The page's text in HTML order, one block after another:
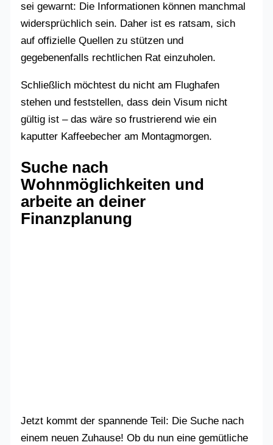
sei gewarnt: Die Informationen können manchmal
widersprüchlich sein. Daher ist es ratsam, sich
auf offizielle Quellen zu stützen und
gegebenenfalls rechtlichen Rat einzuholen.
Schließlich möchtest du nicht am Flughafen
stehen und feststellen, dass dein Visum nicht
gültig ist – das wäre so frustrierend wie ein
kaputter Kaffeebecher am Montagmorgen.
Suche nach
Wohnmöglichkeiten und
arbeite an deiner
Finanzplanung
Jetzt kommt der spannende Teil: Die Suche nach
einem neuen Zuhause! Ob du nun eine gemütliche